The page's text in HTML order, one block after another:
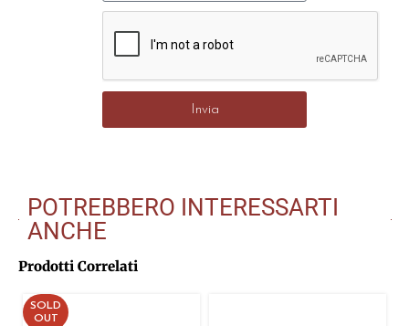
Invia
POTREBBERO INTERESSARTI
ANCHE
Prodotti Correlati
SOLD
OUT